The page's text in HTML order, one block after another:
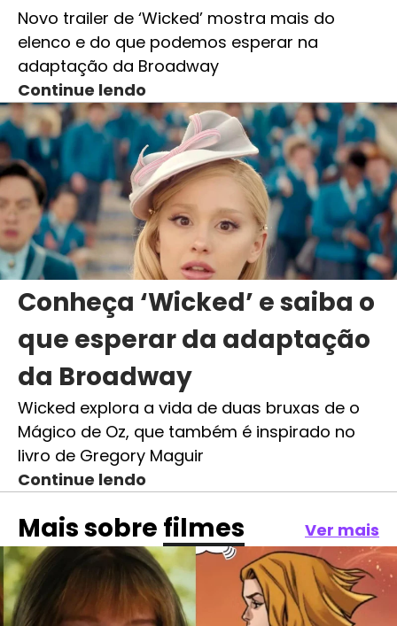
Novo trailer de ‘Wicked’ mostra mais do
elenco e do que podemos esperar na
adaptação da Broadway
Continue lendo
Conheça ‘Wicked’ e saiba o
que esperar da adaptação
da Broadway
Wicked explora a vida de duas bruxas de o
Mágico de Oz, que também é inspirado no
livro de Gregory Maguir
Continue lendo
Mais sobre filmes Ver mais